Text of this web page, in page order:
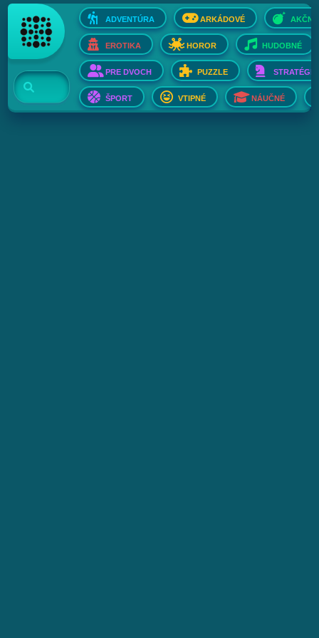
ADVENTÚRA ARKÁDOVÉ AKČNÉ
EROTIKA HOROR HUDOBNÉ
PRE DVOCH PUZZLE STRATÉGIE
ŠPORT VTIPNÉ NÁUČNÉ